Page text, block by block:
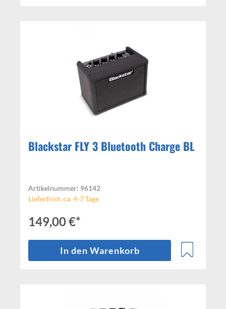
Blackstar FLY 3 Bluetooth Charge BL
Artikelnummer: 96142
Lieferfrist: ca. 4-7 Tage
149,00 €*
In den Warenkorb